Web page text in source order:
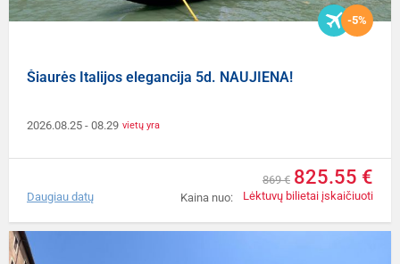
-5%
Šiaurės Italijos elegancija 5d. NAUJIENA!
2026.08.25 - 08.29 vietų yra
Kaina nuo:
869 € 825.55 €
Lėktuvų bilietai įskaičiuoti
Daugiau datų